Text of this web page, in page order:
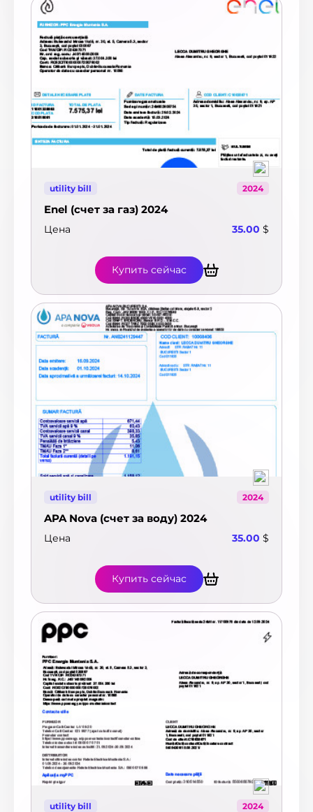
utility bill 2024
Enel (счет за газ) 2024
Цена 35.00 $
Купить сейчас
utility bill 2024
APA Nova (счет за воду) 2024
Цена 35.00 $
Купить сейчас
utility bill 2024